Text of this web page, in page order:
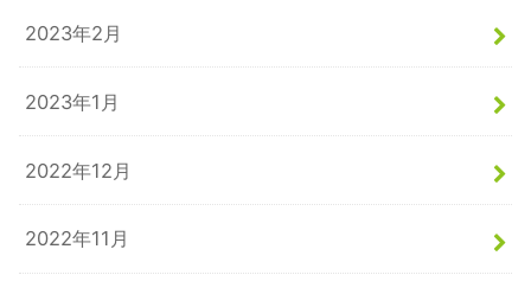
2023年2月
2023年1月
2022年12月
2022年11月